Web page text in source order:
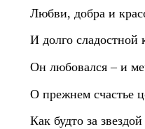
Любви, добра и
И долго сладостной
Он любовался – и
О прежнем счастье
Как будто за звездой